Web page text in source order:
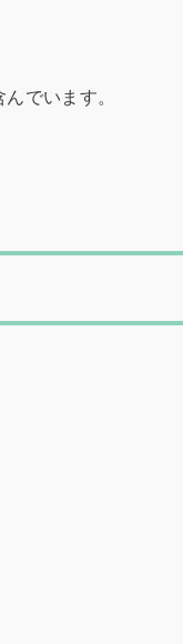
でいます。